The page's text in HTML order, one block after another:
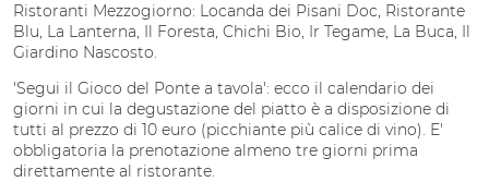
Ristoranti Mezzogiorno: Locanda dei Pisani Doc, Ristorante
Blu, La Lanterna, Il Foresta, Chichi Bio, Ir Tegame, La Buca, Il
Giardino Nascosto.
'Segui il Gioco del Ponte a tavola': ecco il calendario dei
giorni in cui la degustazione del piatto è a disposizione di
tutti al prezzo di 10 euro (picchiante più calice di vino). E'
obbligatoria la prenotazione almeno tre giorni prima
direttamente al ristorante.